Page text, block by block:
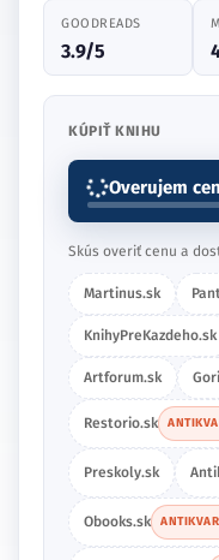
GOODREADS
3.9/5
KÚPIŤ KNIHU
Overujem
Skús overiť cenu a
Martinus.sk
KnihyPreKazdeho.sk
Artforum.sk
Restorio.sk
Preskoly.sk
Obooks.sk